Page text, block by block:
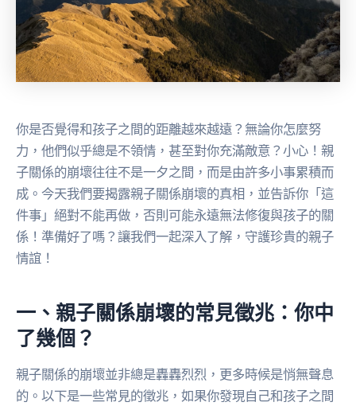
你是否覺得和孩子之間的距離越來越遠？無論你怎麼努
力，他們似乎總是不領情，甚至對你充滿敵意？小心！親
子關係的崩壞往往不是一夕之間，而是由許多小事累積而
成。今天我們要揭露親子關係崩壞的真相，並告訴你「這
件事」絕對不能再做，否則可能永遠無法修復與孩子的關
係！準備好了嗎？讓我們一起深入了解，守護珍貴的親子
情誼！
一、親子關係崩壞的常見徵兆：你中
了幾個？
親子關係的崩壞並非總是轟轟烈烈，更多時候是悄無聲息
的。以下是一些常見的徵兆，如果你發現自己和孩子之間